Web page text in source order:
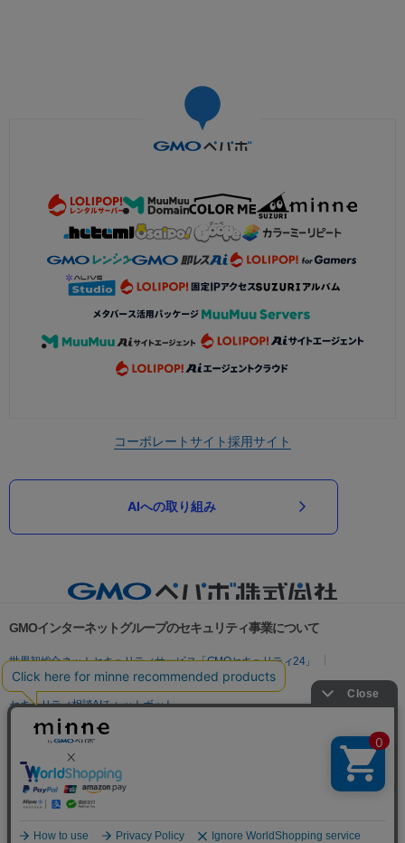
コーポレートサイト採用サイト
AIへの取り組み
GMOインターネットグループのセキュリティ事業について
世界初総合ネットセキュリティサービス「GMOセキュリティ24」
パスワード漏洩診断
Webサイトリスク診断
セキュリティ相談AIチャットボット
実在証明・盗聴対策
サイバー攻撃対策（GMO Flatt Security）
セキュリティ事業の軌跡